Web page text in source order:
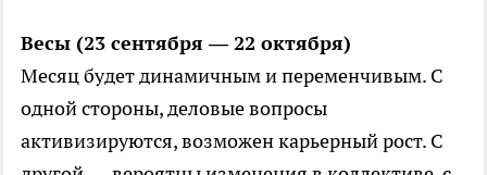
Весы (23 сентября — 22 октября)
Месяц будет динамичным и переменчивым. С
одной стороны, деловые вопросы
активизируются, возможен карьерный рост. С